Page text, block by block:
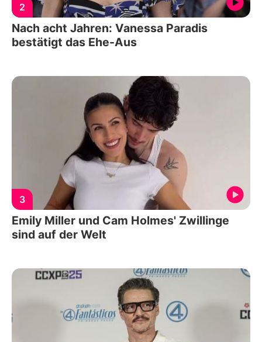
2
Nach acht Jahren: Vanessa Paradis
bestätigt das Ehe-Aus
3
Emily Miller und Cam Holmes' Zwillinge
sind auf der Welt